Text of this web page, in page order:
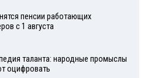
пенсии работающих
с 1 августа
таланта: народные промыслы
оцифровать